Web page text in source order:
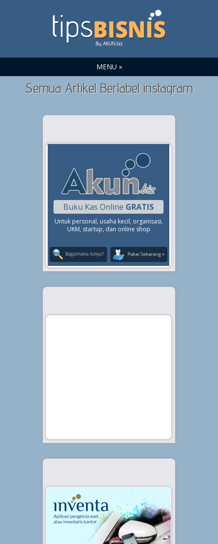
MENU »
Semua Artikel Berlabel instagram
Buku Kas Online GRATIS
Untuk personal, usaha kecil, organisasi,
UKM, startup, dan online shop